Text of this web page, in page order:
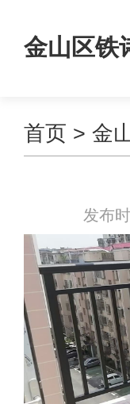
金山区铁
首页 > 金
发布